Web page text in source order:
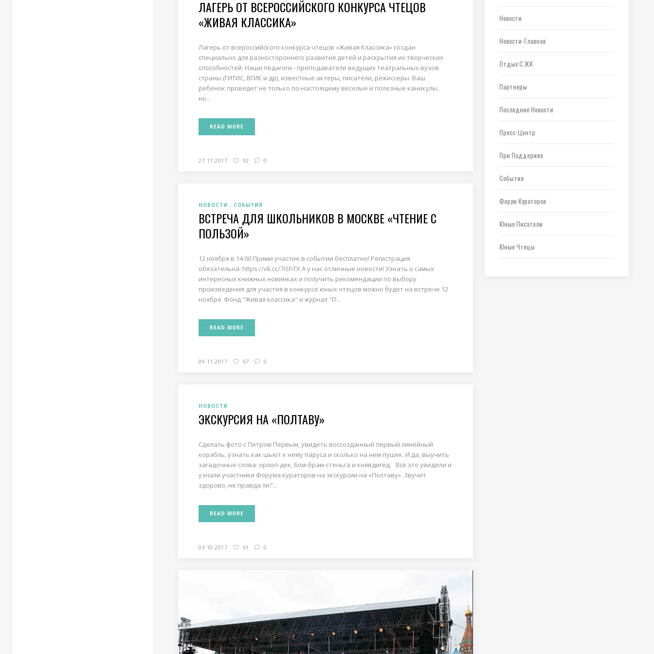
ЛАГЕРЬ ОТ ВСЕРОССИЙСКОГО КОНКУРСА ЧТЕЦОВ
«ЖИВАЯ КЛАССИКА»
Лагерь от всероссийского конкурса чтецов «Живая Классика» создан
специально для разностороннего развития детей и раскрытия их творческих
способностей. Наши педагоги - преподаватели ведущих театральных вузов
страны (ГИТИС, ВГИК и др), известные актеры, писатели, режиссеры. Ваш
ребенок проведет не только по-настоящему веселые и полезные каникулы,
но...
READ MORE
27.11.2017 92 0
НОВОСТИ СОБЫТИЯ
ВСТРЕЧА ДЛЯ ШКОЛЬНИКОВ В МОСКВЕ «ЧТЕНИЕ С
ПОЛЬЗОЙ»
12 ноября в 14:00 Прими участие в событии бесплатно! Регистрация
обязательна: https://vk.cc/7iShTX А у нас отличные новости! Узнать о самых
интересных книжных новинках и получить рекомендации по выбору
произведения для участия в конкурсе юных чтецов можно будет на встрече 12
ноября. Фонд "Живая классика" и журнал "IT...
READ MORE
09.11.2017 67 0
НОВОСТИ
ЭКСКУРСИЯ НА «ПОЛТАВУ»
Сделать фото с Петром Первым, увидеть воссозданный первый линейный
корабль, узнать как шьют к нему паруса и сколько на нем пушек. И да, выучить
загадочные слова: орлоп-дек, бом-брам-стеньга и княвдигед. Всё это увидели и
узнали участники Форума кураторов на экскурсии на «Полтаву». Звучит
здорово, не правда ли?...
READ MORE
03.10.2017 61 0
Новости
Новости-Главная
Отдых С ЖК
Партнеры
Последние Новости
Пресс-Центр
При Поддержке
События
Форум Кураторов
Юные Писатели
Юные Чтецы